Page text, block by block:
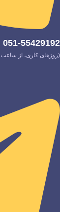
051-55429192
(روزهای کاری، از ساعت ۸ الی ۲۰)